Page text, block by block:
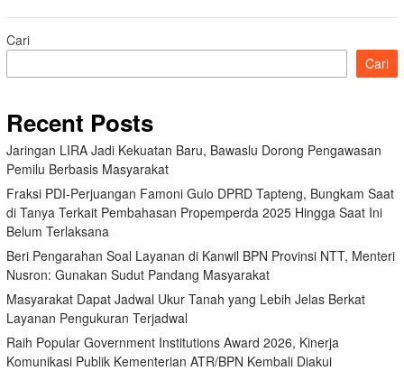
Cari
Cari
Recent Posts
Jaringan LIRA Jadi Kekuatan Baru, Bawaslu Dorong Pengawasan
Pemilu Berbasis Masyarakat
Fraksi PDI-Perjuangan Famoni Gulo DPRD Tapteng, Bungkam Saat
di Tanya Terkait Pembahasan Propemperda 2025 Hingga Saat Ini
Belum Terlaksana
Beri Pengarahan Soal Layanan di Kanwil BPN Provinsi NTT, Menteri
Nusron: Gunakan Sudut Pandang Masyarakat
Masyarakat Dapat Jadwal Ukur Tanah yang Lebih Jelas Berkat
Layanan Pengukuran Terjadwal
Raih Popular Government Institutions Award 2026, Kinerja
Komunikasi Publik Kementerian ATR/BPN Kembali Diakui